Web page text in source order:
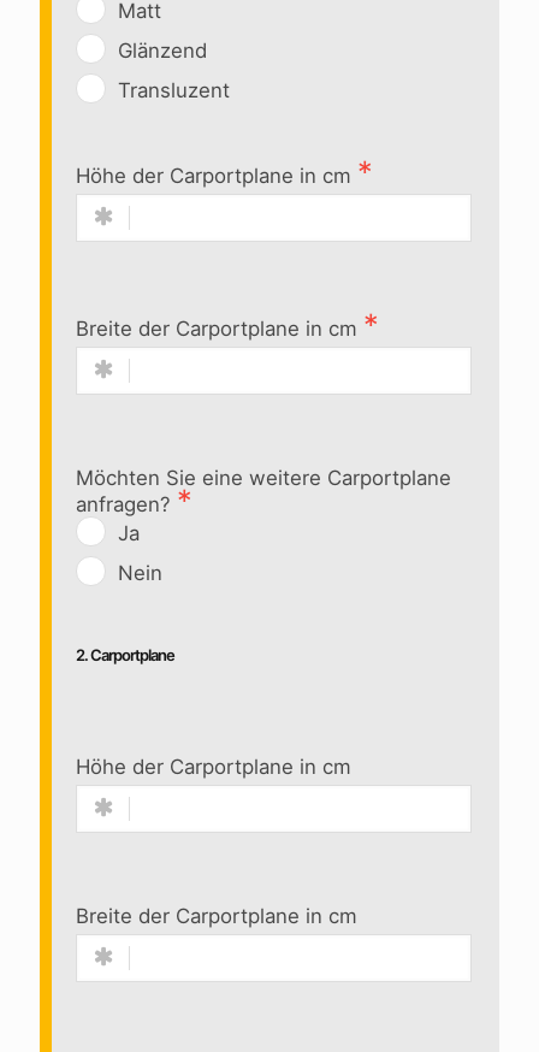
Matt
Glänzend
Transluzent
Höhe der Carportplane in cm
Breite der Carportplane in cm
Möchten Sie eine weitere Carportplane
anfragen?
Ja
Nein
2. Carportplane
Höhe der Carportplane in cm
Breite der Carportplane in cm